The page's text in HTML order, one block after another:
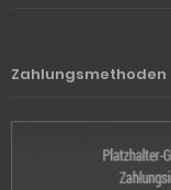
Zahlungsmethoden